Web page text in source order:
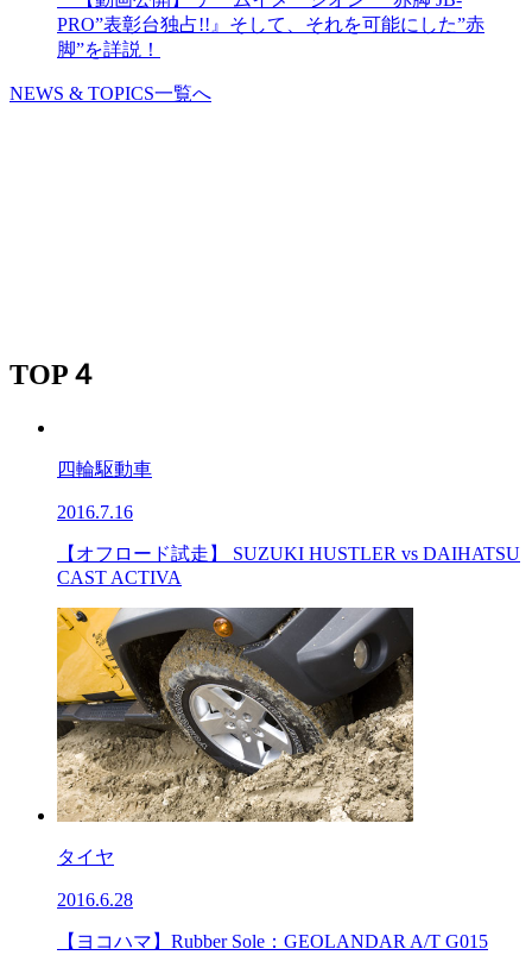
PRO”表彰台独占!!』そして、それを可能にした”赤
脚”を詳説！
NEWS & TOPICS一覧へ
TOP４
四輪駆動車
2016.7.16
【オフロード試走】 SUZUKI HUSTLER vs DAIHATSU
CAST ACTIVA
タイヤ
2016.6.28
【ヨコハマ】Rubber Sole：GEOLANDAR A/T G015